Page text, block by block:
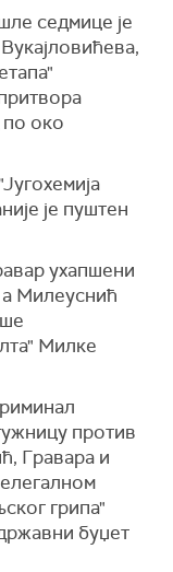
седмице је
по око
је пуштен
ухапшени
Милеуснић
Милке
против
Гравара и
грипа"
буџет